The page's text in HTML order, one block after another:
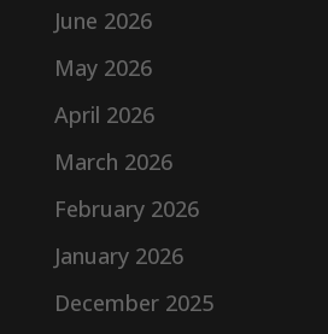
June 2026
May 2026
April 2026
March 2026
February 2026
January 2026
December 2025